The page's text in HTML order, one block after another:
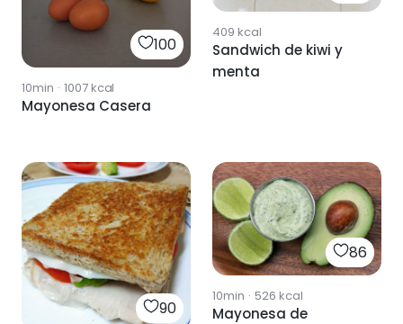
100
10min · 1007kcal
Mayonesa Casera
409 kcal
Sandwich de kiwi y
menta
90
86
10min · 526 kcal
Mayonesa de